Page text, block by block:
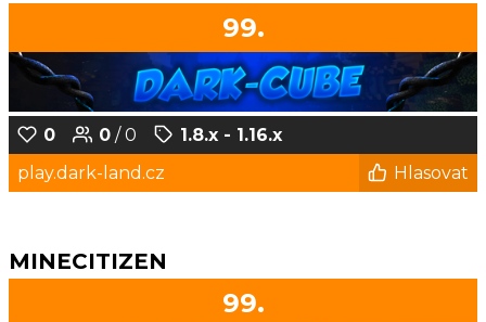
99.
0 0 / 0
1.8.x - 1.16.x
play.dark-land.cz
Hlasovat
MINECITIZEN
99.